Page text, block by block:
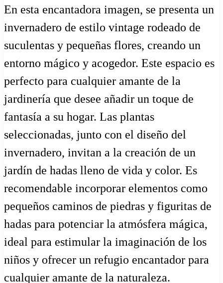
En esta encantadora imagen, se presenta un
invernadero de estilo vintage rodeado de
suculentas y pequeñas flores, creando un
entorno mágico y acogedor. Este espacio es
perfecto para cualquier amante de la
jardinería que desee añadir un toque de
fantasía a su hogar. Las plantas
seleccionadas, junto con el diseño del
invernadero, invitan a la creación de un
jardín de hadas lleno de vida y color. Es
recomendable incorporar elementos como
pequeños caminos de piedras y figuritas de
hadas para potenciar la atmósfera mágica,
ideal para estimular la imaginación de los
niños y ofrecer un refugio encantador para
cualquier amante de la naturaleza.